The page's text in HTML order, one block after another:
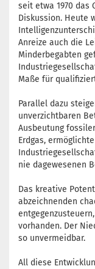
seit etwa 1970
Diskussion. Heute
Anreize auch die
Minderbegabten
Maße für
Parallel dazu
unverzichtbaren
Ausbeutung
Erdgas,
nie dagewesenen
Das kreative
abzeichnenden
vorhanden. Der
so unvermeidbar.
All diese